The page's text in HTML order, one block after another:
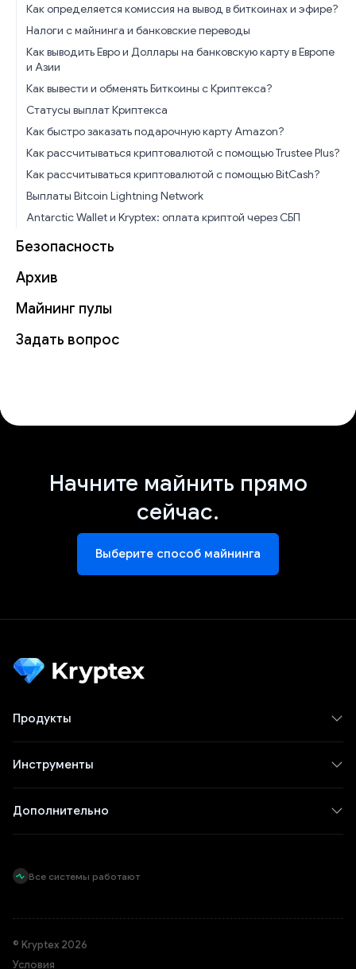
Как определяется комиссия на вывод в биткоинах и эфире?
Налоги с майнинга и банковские переводы
Как выводить Евро и Доллары на банковскую карту в Европе
и Азии
Как вывести и обменять Биткоины с Криптекса?
Статусы выплат Криптекса
Как быстро заказать подарочную карту Amazon?
Как рассчитываться криптовалютой с помощью Trustee Plus?
Как рассчитываться криптовалютой с помощью BitCash?
Выплаты Bitcoin Lightning Network
Antarctic Wallet и Kryptex: оплата криптой через СБП
Безопасность
Архив
Майнинг пулы
Задать вопрос
Начните майнить прямо
сейчас.
Выберите способ майнинга
Продукты
Инструменты
Дополнительно
Все системы работают
© Kryptex 2026
Условия